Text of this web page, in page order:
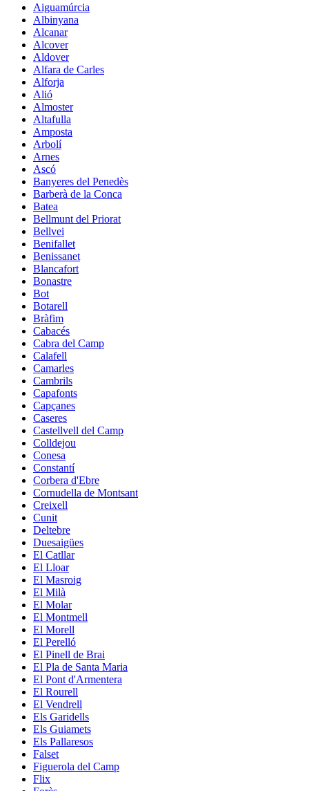
Aiguamúrcia
Albinyana
Alcanar
Alcover
Aldover
Alfara de Carles
Alforja
Alió
Almoster
Altafulla
Amposta
Arbolí
Arnes
Ascó
Banyeres del Penedès
Barberà de la Conca
Batea
Bellmunt del Priorat
Bellvei
Benifallet
Benissanet
Blancafort
Bonastre
Bot
Botarell
Bràfim
Cabacés
Cabra del Camp
Calafell
Camarles
Cambrils
Capafonts
Capçanes
Caseres
Castellvell del Camp
Colldejou
Conesa
Constantí
Corbera d'Ebre
Cornudella de Montsant
Creixell
Cunit
Deltebre
Duesaigües
El Catllar
El Lloar
El Masroig
El Milà
El Molar
El Montmell
El Morell
El Perelló
El Pinell de Brai
El Pla de Santa Maria
El Pont d'Armentera
El Rourell
El Vendrell
Els Garidells
Els Guiamets
Els Pallaresos
Falset
Figuerola del Camp
Flix